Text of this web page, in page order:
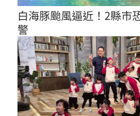
白海豚颱風逼近！2縣市
警